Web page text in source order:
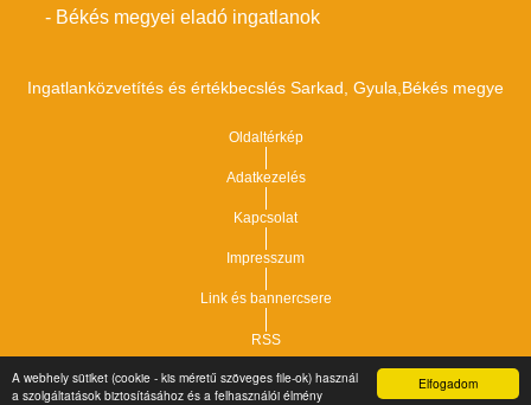
Elfogadom
A webhely sütiket (cookie - kis méretű szöveges file-ok) használ
a szolgáltatások biztosításához és a felhasználói élmény
- Békés megyei eladó ingatlanok
Ingatlanközvetítés és értékbecslés Sarkad, Gyula,Békés megye
Oldaltérkép
Adatkezelés
Kapcsolat
Impresszum
Link és bannercsere
RSS
Copyright © 2021.Vár-Köz Kft. - Ingatlan nyilvántartó, ügyviteli és